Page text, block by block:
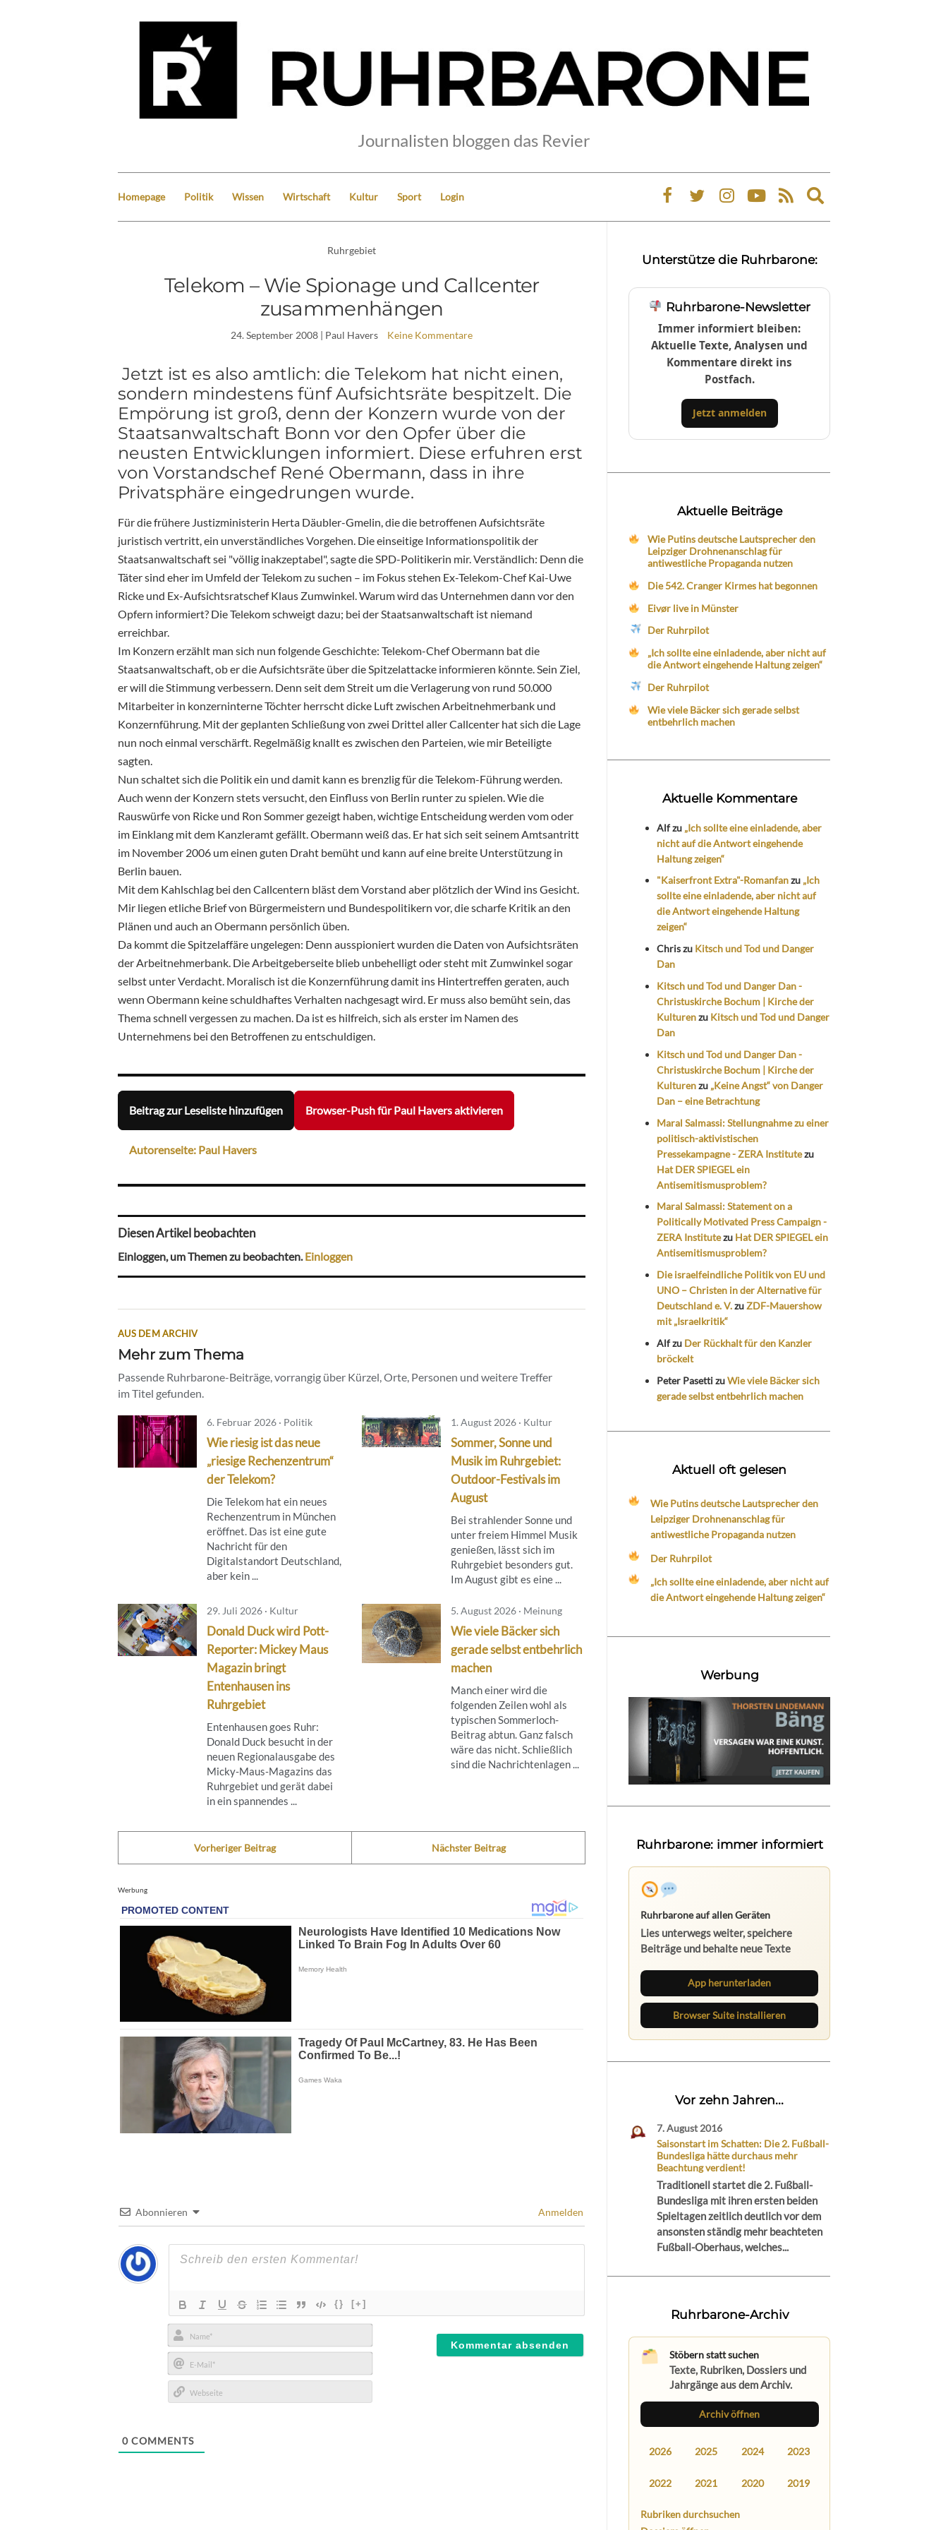
Journalisten bloggen das Revier
Homepage Politik Wissen Wirtschaft Kultur Sport Login
Expand
search
Ruhrgebiet
Telekom – Wie Spionage und Callcenter
zusammenhängen
24. September 2008 | Paul Havers Keine Kommentare
Jetzt ist es also amtlich: die Telekom hat nicht einen,
sondern mindestens fünf Aufsichtsräte bespitzelt. Die
Empörung ist groß, denn der Konzern wurde von der
Staatsanwaltschaft Bonn vor den Opfer über die
neusten Entwicklungen informiert. Diese erfuhren erst
von Vorstandschef René Obermann, dass in ihre
Privatsphäre eingedrungen wurde.
Für die frühere Justizministerin Herta Däubler-Gmelin, die die betroffenen Aufsichtsräte
juristisch vertritt, ein unverständliches Vorgehen. Die einseitige Informationspolitik der
Staatsanwaltschaft sei "völlig inakzeptabel", sagte die SPD-Politikerin mir. Verständlich: Denn die
Täter sind eher im Umfeld der Telekom zu suchen – im Fokus stehen Ex-Telekom-Chef Kai-Uwe
Ricke und Ex-Aufsichtsratschef Klaus Zumwinkel. Warum wird das Unternehmen dann vor den
Opfern informiert? Die Telekom schweigt dazu; bei der Staatsanwaltschaft ist niemand
erreichbar.
Im Konzern erzählt man sich nun folgende Geschichte: Telekom-Chef Obermann bat die
Staatsanwaltschaft, ob er die Aufsichtsräte über die Spitzelattacke informieren könnte. Sein Ziel,
er will die Stimmung verbessern. Denn seit dem Streit um die Verlagerung von rund 50.000
Mitarbeiter in konzerninterne Töchter herrscht dicke Luft zwischen Arbeitnehmerbank und
Konzernführung. Mit der geplanten Schließung von zwei Drittel aller Callcenter hat sich die Lage
nun noch einmal verschärft. Regelmäßig knallt es zwischen den Parteien, wie mir Beteiligte
sagten.
Nun schaltet sich die Politik ein und damit kann es brenzlig für die Telekom-Führung werden.
Auch wenn der Konzern stets versucht, den Einfluss von Berlin runter zu spielen. Wie die
Rauswürfe von Ricke und Ron Sommer gezeigt haben, wichtige Entscheidung werden vom oder
im Einklang mit dem Kanzleramt gefällt. Obermann weiß das. Er hat sich seit seinem Amtsantritt
im November 2006 um einen guten Draht bemüht und kann auf eine breite Unterstützung in
Berlin bauen.
Mit dem Kahlschlag bei den Callcentern bläst dem Vorstand aber plötzlich der Wind ins Gesicht.
Mir liegen etliche Brief von Bürgermeistern und Bundespolitikern vor, die scharfe Kritik an den
Plänen und auch an Obermann persönlich üben.
Da kommt die Spitzelaffäre ungelegen: Denn ausspioniert wurden die Daten von Aufsichtsräten
der Arbeitnehmerbank. Die Arbeitgeberseite blieb unbehelligt oder steht mit Zumwinkel sogar
selbst unter Verdacht. Moralisch ist die Konzernführung damit ins Hintertreffen geraten, auch
wenn Obermann keine schuldhaftes Verhalten nachgesagt wird. Er muss also bemüht sein, das
Thema schnell vergessen zu machen. Da ist es hilfreich, sich als erster im Namen des
Unternehmens bei den Betroffenen zu entschuldigen.
Beitrag zur Leseliste hinzufügen Browser-Push für Paul Havers aktivieren
Autorenseite: Paul Havers
Diesen Artikel beobachten
Einloggen, um Themen zu beobachten.Einloggen
AUS DEM ARCHIV
Mehr zum Thema
Passende Ruhrbarone-Beiträge, vorrangig über Kürzel, Orte, Personen und weitere Treffer
im Titel gefunden.
6. Februar 2026 · Politik
Wie riesig ist das neue
„riesige Rechenzentrum“
der Telekom?
Die Telekom hat ein neues
Rechenzentrum in München
eröffnet. Das ist eine gute
Nachricht für den
Digitalstandort Deutschland,
aber kein ...
1. August 2026 · Kultur
Sommer, Sonne und
Musik im Ruhrgebiet:
Outdoor-Festivals im
August
Bei strahlender Sonne und
unter freiem Himmel Musik
genießen, lässt sich im
Ruhrgebiet besonders gut.
Im August gibt es eine ...
29. Juli 2026 · Kultur
Donald Duck wird Pott-
Reporter: Mickey Maus
Magazin bringt
Entenhausen ins
Ruhrgebiet
Entenhausen goes Ruhr:
Donald Duck besucht in der
neuen Regionalausgabe des
Micky‑Maus‑Magazins das
Ruhrgebiet und gerät dabei
in ein spannendes ...
5. August 2026 · Meinung
Wie viele Bäcker sich
gerade selbst entbehrlich
machen
Manch einer wird die
folgenden Zeilen wohl als
typischen Sommerloch-
Beitrag abtun. Ganz falsch
wäre das nicht. Schließlich
sind die Nachrichtenlagen ...
Vorheriger Beitrag Nächster Beitrag
Werbung
Abonnieren Anmelden
{} [+]
Name*
E-
Mail*
0 COMMENTS
Unterstütze die Ruhrbarone:
Ruhrbarone-Newsletter
Immer informiert bleiben:
Aktuelle Texte, Analysen und
Kommentare direkt ins
Postfach.
Jetzt anmelden
Aktuelle Beiträge
Wie Putins deutsche Lautsprecher den
Leipziger Drohnenanschlag für
antiwestliche Propaganda nutzen
Die 542. Cranger Kirmes hat begonnen
Eivør live in Münster
Der Ruhrpilot
„Ich sollte eine einladende, aber nicht auf
die Antwort eingehende Haltung zeigen“
Der Ruhrpilot
Wie viele Bäcker sich gerade selbst
entbehrlich machen
Aktuelle Kommentare
Alfzu „Ich sollte eine einladende, aber
nicht auf die Antwort eingehende
Haltung zeigen“
"Kaiserfront Extra"-Romanfanzu „Ich
sollte eine einladende, aber nicht auf
die Antwort eingehende Haltung
zeigen“
Chriszu Kitsch und Tod und Danger
Dan
Kitsch und Tod und Danger Dan -
Christuskirche Bochum | Kirche der
Kulturenzu Kitsch und Tod und Danger
Dan
Kitsch und Tod und Danger Dan -
Christuskirche Bochum | Kirche der
Kulturenzu „Keine Angst“ von Danger
Dan – eine Betrachtung
Maral Salmassi: Stellungnahme zu einer
politisch-aktivistischen
Pressekampagne - ZERA Institutezu
Hat DER SPIEGEL ein
Antisemitismusproblem?
Maral Salmassi: Statement on a
Politically Motivated Press Campaign -
ZERA Institutezu Hat DER SPIEGEL ein
Antisemitismusproblem?
Die israelfeindliche Politik von EU und
UNO – Christen in der Alternative für
Deutschland e. V.zuZDF-Mauershow
mit „Israelkritik“
Alfzu Der Rückhalt für den Kanzler
bröckelt
Peter PasettizuWie viele Bäcker sich
gerade selbst entbehrlich machen
Aktuell oft gelesen
Wie Putins deutsche Lautsprecher den
Leipziger Drohnenanschlag für
antiwestliche Propaganda nutzen
Der Ruhrpilot
„Ich sollte eine einladende, aber nicht auf
die Antwort eingehende Haltung zeigen“
Werbung
Ruhrbarone: immer informiert
Ruhrbarone auf allen Geräten
Lies unterwegs weiter, speichere
Beiträge und behalte neue Texte
App herunterladen
Browser Suite installieren
Vor zehn Jahren...
7. August 2016
Saisonstart im Schatten: Die 2. Fußball-
Bundesliga hätte durchaus mehr
Beachtung verdient!
Traditionell startet die 2. Fußball-
Bundesliga mit ihren ersten beiden
Spieltagen zeitlich deutlich vor dem
ansonsten ständig mehr beachteten
Fußball-Oberhaus, welches...
Ruhrbarone-Archiv
Stöbern statt suchen
Texte, Rubriken, Dossiers und
Jahrgänge aus dem Archiv.
Archiv öffnen
2026 2025 2024 2023
2022 2021 2020 2019
Rubriken durchsuchen